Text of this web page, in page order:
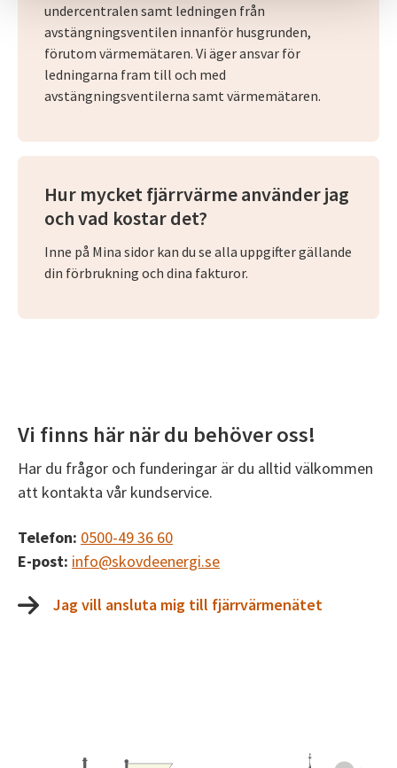
undercentralen samt ledningen från
avstängningsventilen innanför husgrunden,
förutom värmemätaren. Vi äger ansvar för
ledningarna fram till och med
avstängningsventilerna samt värmemätaren.
Hur mycket fjärrvärme använder jag
och vad kostar det?
Inne på Mina sidor kan du se alla uppgifter gällande
din förbrukning och dina fakturor.
Vi finns här när du behöver oss!
Har du frågor och funderingar är du alltid välkommen
att kontakta vår kundservice.
Telefon: 0500-49 36 60
E-post: info@skovdeenergi.se
Jag vill ansluta mig till fjärrvärmenätet